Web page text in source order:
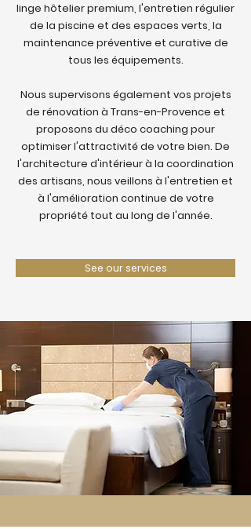
linge hôtelier premium, l'entretien régulier
de la piscine et des espaces verts, la
maintenance préventive et curative de
tous les équipements.
Nous supervisons également vos projets
de rénovation à Trans-en-Provence et
proposons du déco coaching pour
optimiser l'attractivité de votre bien. De
l'architecture d'intérieur à la coordination
des artisans, nous veillons à l'entretien et
à l'amélioration continue de votre
propriété tout au long de l'année.
See our services